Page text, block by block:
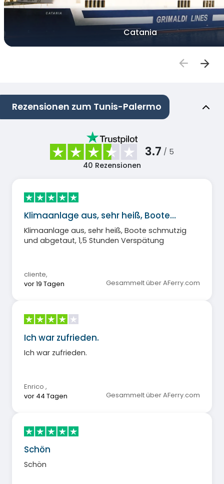
Catania
Rezensionen zum Tunis-Palermo
3.7 / 5
40 Rezensionen
Klimaanlage aus, sehr heiß, Boote…
Klimaanlage aus, sehr heiß, Boote schmutzig
und abgetaut, 1,5 Stunden Verspätung
cliente,
vor 19 Tagen
Gesammelt über AFerry.com
Ich war zufrieden.
Ich war zufrieden.
Enrico ,
vor 44 Tagen
Gesammelt über AFerry.com
Schön
Schön